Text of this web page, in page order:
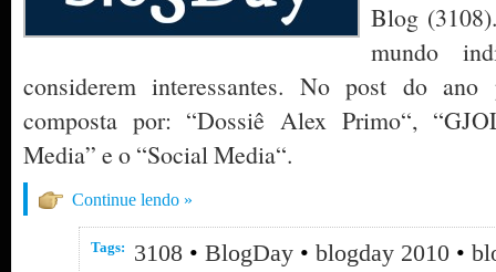
Blog
mundo
considerem interessantes. No post do
composta por: “Dossiê Alex Primo“,
Media” e o “Social Media“.
Continue lendo »
Tags: 3108 • BlogDay • blogday 2010 •